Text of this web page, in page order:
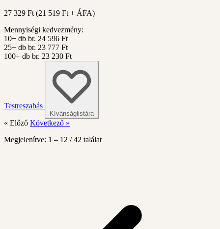
27 329 Ft (21 519 Ft + ÁFA)
Mennyiségi kedvezmény:
10+ db br. 24 596 Ft
25+ db br. 23 777 Ft
100+ db br. 23 230 Ft
Testreszabás
Kívánságlistára
« Előző Következő »
Megjelenítve: 1 – 12 /42 találat